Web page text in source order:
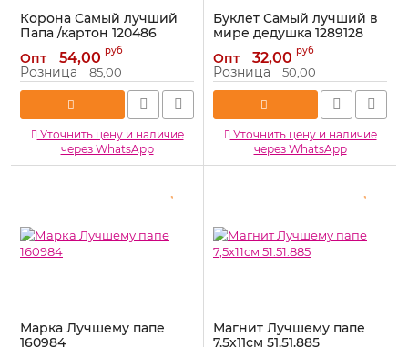
Корона Самый лучший
Папа /картон 120486
Артикул: 120486
Опт 54,00 руб
Розница 85,00
Уточнить цену и наличие
через WhatsApp
Буклет Самый лучший в
мире дедушка 1289128
Артикул: 1289128
Опт 32,00 руб
Розница 50,00
Уточнить цену и наличие
через WhatsApp
Марка Лучшему папе
160984
Магнит Лучшему папе
7,5х11см 51.51.885